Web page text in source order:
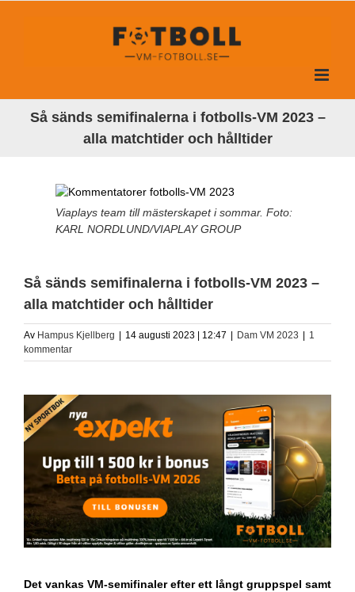
Så sänds semifinalerna i fotbolls-VM 2023 –
alla matchtider och hålltider
Viaplays team till mästerskapet i sommar. Foto:
KARL NORDLUND/VIAPLAY GROUP
Så sänds semifinalerna i fotbolls-VM 2023 –
alla matchtider och hålltider
Av Hampus Kjellberg | 14 augusti 2023 | 12:47 | Dam VM 2023 | 1
kommentar
Det vankas VM-semifinaler efter ett långt gruppspel samt